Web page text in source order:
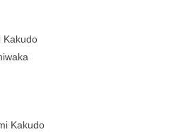
Kakudo
Kakudo